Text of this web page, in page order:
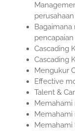
perusahaan
pencapaian
Cascading
Cascading
Mengukur
Effective
Talent &
Memahami
Memahami